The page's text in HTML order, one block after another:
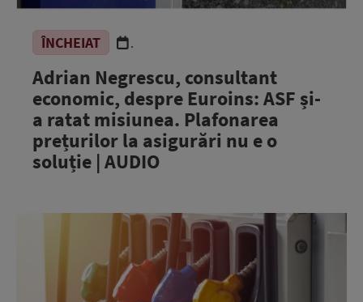
ÎNCHEIAT .
Adrian Negrescu, consultant
economic, despre Euroins: ASF și-
a ratat misiunea. Plafonarea
prețurilor la asigurări nu e o
soluție | AUDIO